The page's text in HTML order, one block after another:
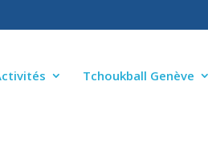
Tchoukball Genève